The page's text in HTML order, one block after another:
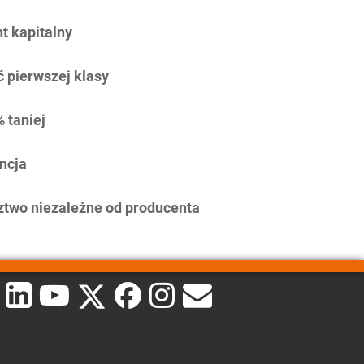
kapitalny
pierwszej klasy
taniej
niezależne od producenta